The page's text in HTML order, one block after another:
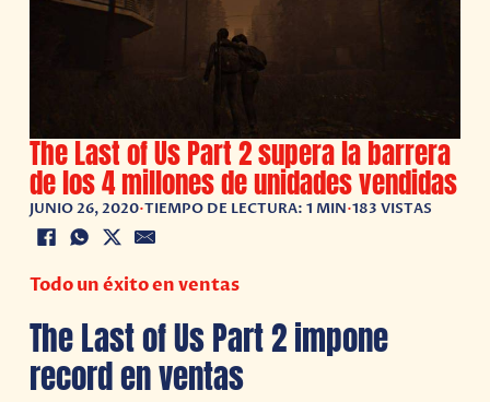
The Last of Us Part 2 supera la barrera
de los 4 millones de unidades vendidas
JUNIO 26, 2020•TIEMPO DE LECTURA: 1 MIN•183 VISTAS
Todo un éxito en ventas
The Last of Us Part 2 impone
record en ventas